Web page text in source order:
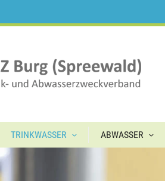
TRINKWASSER ABWASSER